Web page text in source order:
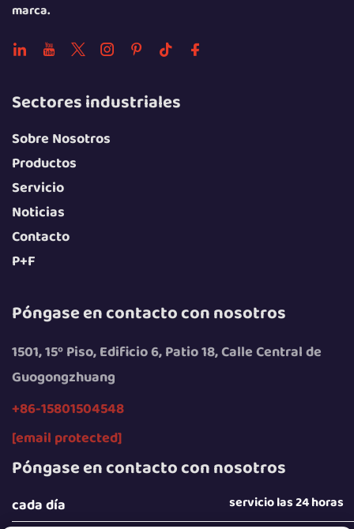
marca.
Sectores industriales
Sobre Nosotros
Productos
Servicio
Noticias
Contacto
P+F
Póngase en contacto con nosotros
1501, 15º Piso, Edificio 6, Patio 18, Calle Central de
Guogongzhuang
+86-15801504548
[email protected]
Póngase en contacto con nosotros
cada día servicio las 24 horas